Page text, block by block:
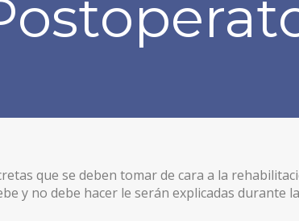
que se deben tomar de cara a la
y no debe hacer le serán explicadas durante la